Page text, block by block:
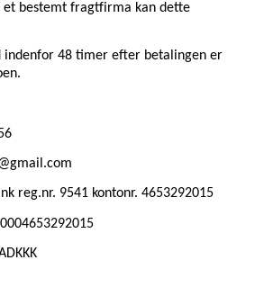
et bestemt fragtfirma kan dette
indenfor 48 timer efter betalingen er
reg.nr. 9541 kontonr. 4653292015